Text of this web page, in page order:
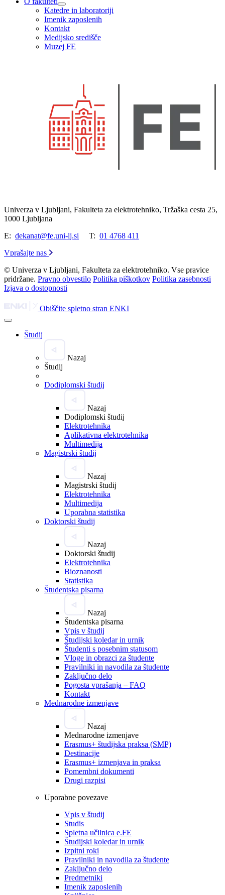
Katedre in laboratoriji
Imenik zaposlenih
Kontakt
Medijsko središče
Muzej FE
Univerza v Ljubljani, Fakulteta za elektrotehniko, Tržaška cesta 25,
1000 Ljubljana
E: dekanat@fe.uni-lj.si T: 01 4768 411
Vprašajte nas
© Univerza v Ljubljani, Fakulteta za elektrotehniko. Vse pravice
pridržane. Pravno obvestilo Politika piškotkov Politika zasebnosti
Izjava o dostopnosti
Obiščite spletno stran ENKI
Študij
Nazaj
Študij
Dodiplomski študij
Nazaj
Dodiplomski študij
Elektrotehnika
Aplikativna elektrotehnika
Multimedija
Magistrski študij
Nazaj
Magistrski študij
Elektrotehnika
Multimedija
Uporabna statistika
Doktorski študij
Nazaj
Doktorski študij
Elektrotehnika
Bioznanosti
Statistika
Študentska pisarna
Nazaj
Študentska pisarna
Vpis v študij
Študijski koledar in urnik
Študenti s posebnim statusom
Vloge in obrazci za študente
Pravilniki in navodila za študente
Zaključno delo
Pogosta vprašanja – FAQ
Kontakt
Mednarodne izmenjave
Nazaj
Mednarodne izmenjave
Erasmus+ študijska praksa (SMP)
Destinacije
Erasmus+ izmenjava in praksa
Pomembni dokumenti
Drugi razpisi
Uporabne povezave
Vpis v študij
Studis
Spletna učilnica e.FE
Študijski koledar in urnik
Izpitni roki
Pravilniki in navodila za študente
Zaključno delo
Predmetniki
Imenik zaposlenih